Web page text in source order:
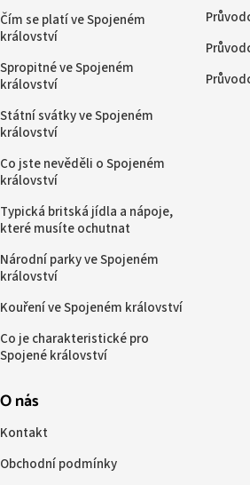
Čím se platí ve Spojeném
království
Spropitné ve Spojeném
království
Státní svátky ve Spojeném
království
Co jste nevěděli o Spojeném
království
Typická britská jídla a nápoje,
které musíte ochutnat
Národní parky ve Spojeném
království
Kouření ve Spojeném království
Co je charakteristické pro
Spojené království
O nás
Kontakt
Obchodní podmínky